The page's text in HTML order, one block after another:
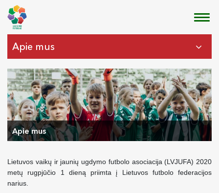
Apie mus
Apie mus
Lietuvos vaikų ir jaunių ugdymo futbolo asociacija (LVJUFA) 2020
metų rugpjūčio 1 dieną priimta į Lietuvos futbolo federacijos
narius.